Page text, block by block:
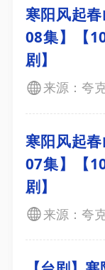
寒阳风起
08集】【
剧】
来源：夸
寒阳风起
07集】【
剧】
来源：夸